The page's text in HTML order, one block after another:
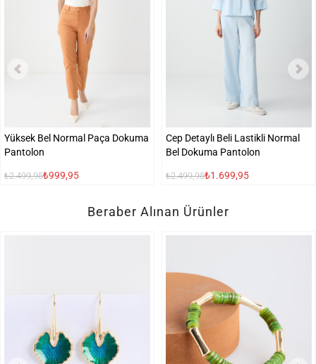
Yüksek Bel Normal Paça Dokuma
Pantolon
₺2.499,95₺999,95
Cep Detaylı Beli Lastikli Normal
Bel Dokuma Pantolon
₺2.499,95₺1.699,95
Beraber Alınan Ürünler